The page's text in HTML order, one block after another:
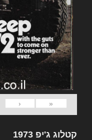
«
‹
קטלוג ג'יפ 1973